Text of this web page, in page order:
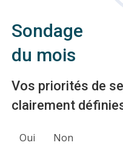
Sondage
du mois
Vos priorités de
clairement
Oui Non